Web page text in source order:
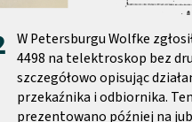
W Petersburgu Wolfke
4498 na telektroskop bez
szczegółowo opisując
przekaźnika i odbiornika.
prezentowano później na